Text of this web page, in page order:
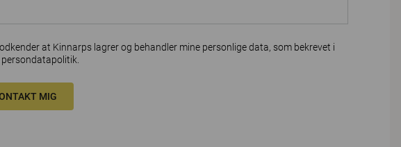
at Kinnarps lagrer og behandler mine personlige data, som bekrevet i
persondatapolitik
MIG